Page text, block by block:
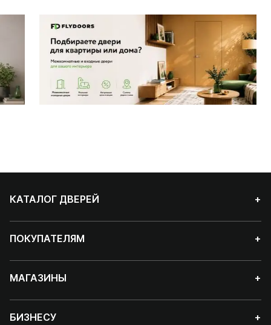
КАТАЛОГ ДВЕРЕЙ +
ПОКУПАТЕЛЯМ +
МАГАЗИНЫ +
БИЗНЕСУ +